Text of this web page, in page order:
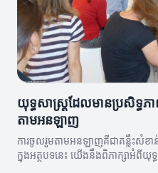
យុទ្ធសាស្ត្រដែលមានប្រសិទ្ធភ
តាមអនឡាញ
ការចូលរួមតាមអនឡាញគឺជាគន្លឹះសំខ
ក្នុងអត្ថបទនេះ យើងនឹងពិភាក្សាអំពីយុ